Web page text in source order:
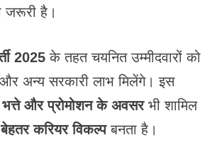
जरूरी है।
2025के तहत चयनित उम्मीदवारों को
अन्य सरकारी लाभ मिलेंगे। इस
भत्ते और प्रोमोशन के अवसरभी शामिल
बेहतर करियर विकल्पबनता है।